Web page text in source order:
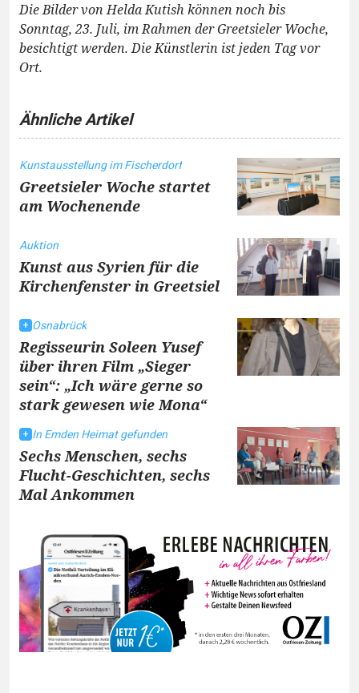
Die Bilder von Helda Kutish können noch bis
Sonntag, 23. Juli, im Rahmen der Greetsieler Woche,
besichtigt werden. Die Künstlerin ist jeden Tag vor
Ort.
Ähnliche Artikel
Kunstausstellung im Fischerdorf
Greetsieler Woche startet
am Wochenende
Auktion
Kunst aus Syrien für die
Kirchenfenster in Greetsiel
Osnabrück
Regisseurin Soleen Yusef
über ihren Film „Sieger
sein“: „Ich wäre gerne so
stark gewesen wie Mona“
In Emden Heimat gefunden
Sechs Menschen, sechs
Flucht-Geschichten, sechs
Mal Ankommen